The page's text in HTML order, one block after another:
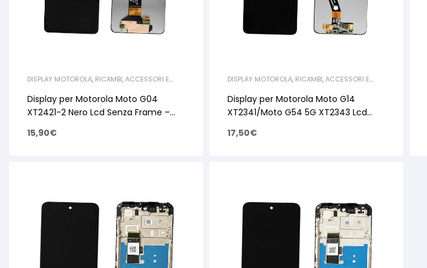
DISPLAY MOTOROLA, RICAMBI,ACCESSORI E
MOTOROLA
Display per Motorola Moto G04
XT2421-2 Nero Lcd Senza Frame –
15,90€
DISPLAY MOTOROLA, RICAMBI,ACCESSORI E
MOTOROLA
Display per Motorola Moto G14
XT2341/Moto G54 5G XT2343 Lcd
17,50€